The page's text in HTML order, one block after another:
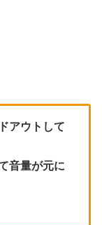
アウトして
音量が元に